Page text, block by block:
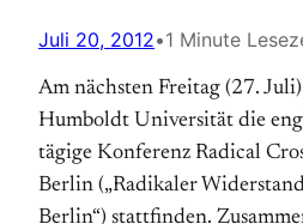
Juli 20, 2012•1 Minute
Am nächsten Freitag (27.
Humboldt Universität die
tägige Konferenz Radical
Berlin („Radikaler
Berlin“) statt­finden.